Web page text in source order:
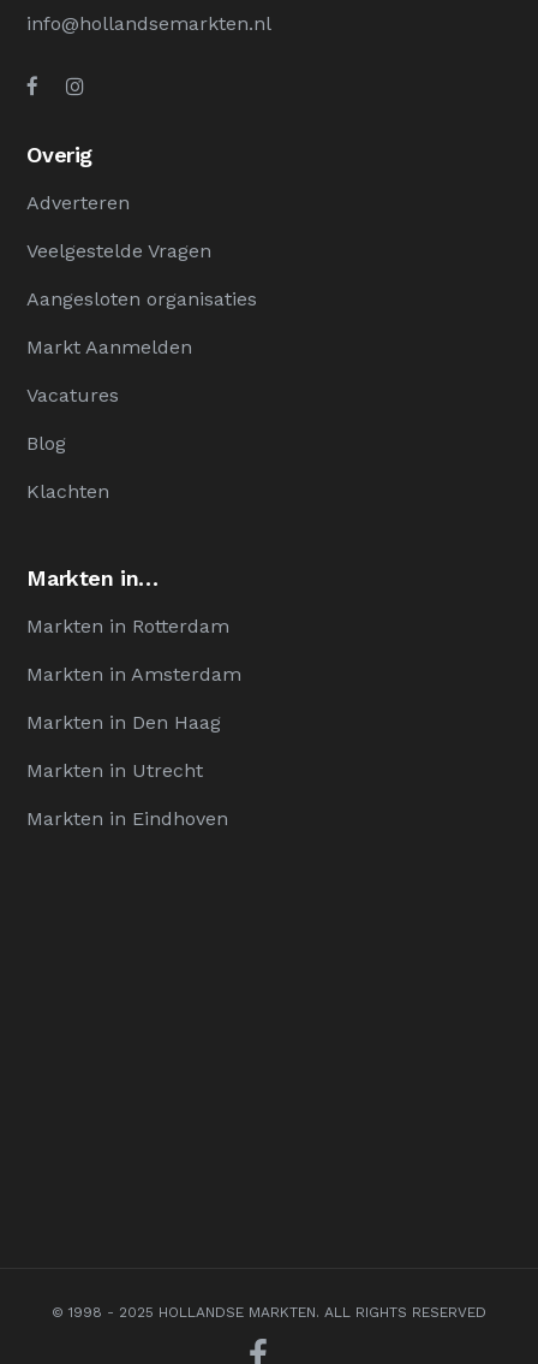
info@hollandsemarkten.nl
Overig
Adverteren
Veelgestelde Vragen
Aangesloten organisaties
Markt Aanmelden
Vacatures
Blog
Klachten
Markten in…
Markten in Rotterdam
Markten in Amsterdam
Markten in Den Haag
Markten in Utrecht
Markten in Eindhoven
© 1998 - 2025 HOLLANDSE MARKTEN. ALL RIGHTS RESERVED